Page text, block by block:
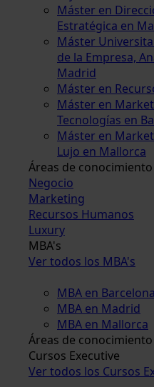
Máster en
Estratégica en
Máster
de la Empresa,
Madrid
Máster en
Máster en
Tecnologías en
Máster en
Lujo en Mallorca
Áreas de conocimiento
Negocio
Marketing
Recursos Humanos
Luxury
MBA's
Ver todos los MBA's
MBA en Barcelona
MBA en Madrid
MBA en Mallorca
Áreas de conocimiento
Cursos Executive
Ver todos los Cursos